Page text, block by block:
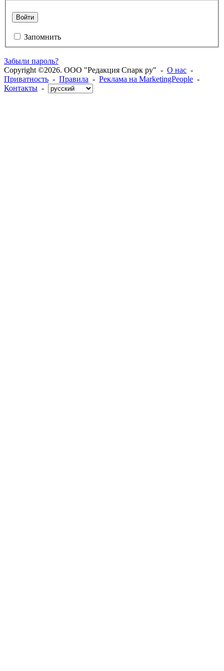
Войти
Запомнить
Забыли пароль?
Copyright ©2026. ООО "Редакция Спарк ру" - О нас -
Приватность - Правила - Реклама на MarketingPeople -
Контакты -